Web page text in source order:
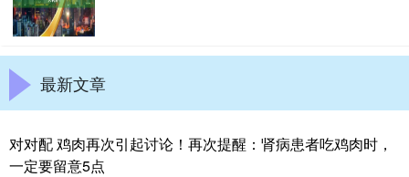
最新文章
对对配 鸡肉再次引起讨论！再次提醒：肾病患者吃鸡肉时，
一定要留意5点